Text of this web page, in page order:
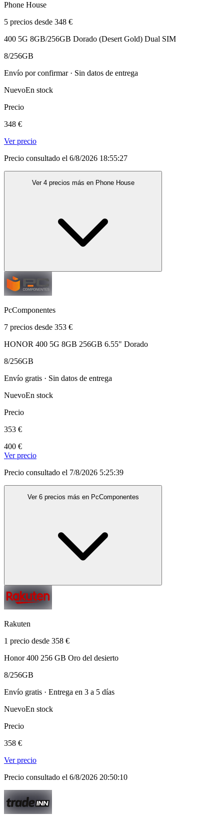
Phone House
5 precios desde 348 €
400 5G 8GB/256GB Dorado (Desert Gold) Dual SIM
8/256GB
Envío por confirmar · Sin datos de entrega
NuevoEn stock
Precio
348 €
Ver precio
Precio consultado el 6/8/2026 18:55:27
Ver 4 precios más en Phone House
PcComponentes
7 precios desde 353 €
HONOR 400 5G 8GB 256GB 6.55" Dorado
8/256GB
Envío gratis · Sin datos de entrega
NuevoEn stock
Precio
353 €
400 €
Ver precio
Precio consultado el 7/8/2026 5:25:39
Ver 6 precios más en PcComponentes
Rakuten
1 precio desde 358 €
Honor 400 256 GB Oro del desierto
8/256GB
Envío gratis · Entrega en 3 a 5 días
NuevoEn stock
Precio
358 €
Ver precio
Precio consultado el 6/8/2026 20:50:10